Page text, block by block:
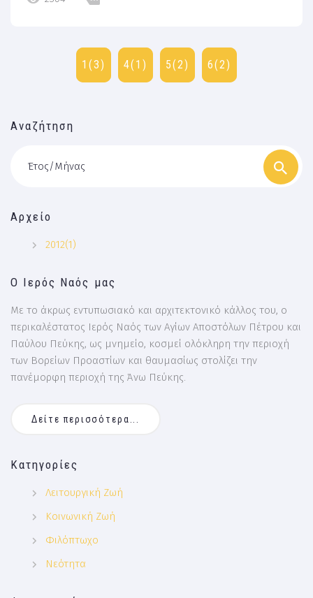
1(3) 4(1) 5(2) 6(2)
Αναζήτηση
Έτος/Μήνας
Αρχείο
2012(1)
Ο Ιερός Ναός μας
Με το άκρως εντυπωσιακό και αρχιτεκτονικό κάλλος του, ο
περικαλέστατος Ιερός Ναός των Αγίων Αποστόλων Πέτρου και
Παύλου Πεύκης, ως μνημείο, κοσμεί ολόκληρη την περιοχή
των Βορείων Προαστίων και θαυμασίως στολίζει την
πανέμορφη περιοχή της Άνω Πεύκης.
Δείτε περισσότερα...
Κατηγορίες
Λειτουργική Ζωή
Κοινωνική Ζωή
Φιλόπτωχο
Νεότητα